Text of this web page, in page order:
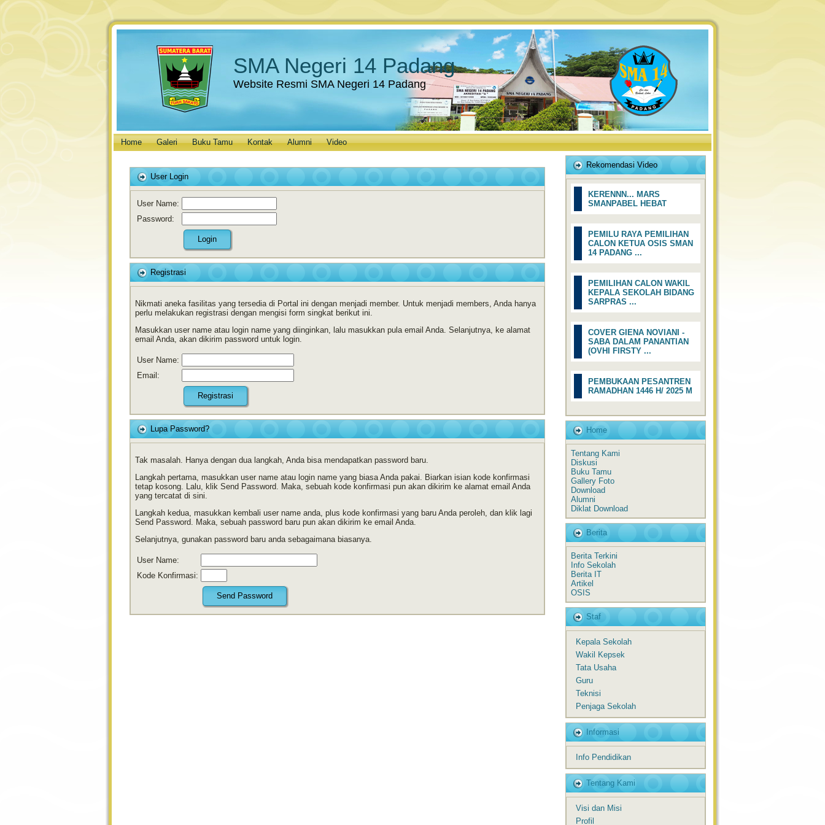
SMA Negeri 14 Padang
Website Resmi SMA Negeri 14 Padang
Home Galeri Buku Tamu Kontak Alumni Video
User Login
User Name:
Password:
Registrasi
Nikmati aneka fasilitas yang tersedia di Portal ini dengan menjadi member. Untuk menjadi members, Anda hanya
perlu melakukan registrasi dengan mengisi form singkat berikut ini.
Masukkan user name atau login name yang diinginkan, lalu masukkan pula email Anda. Selanjutnya, ke alamat
email Anda, akan dikirim password untuk login.
User Name:
Email:
Lupa Password?
Tak masalah. Hanya dengan dua langkah, Anda bisa mendapatkan password baru.
Langkah pertama, masukkan user name atau login name yang biasa Anda pakai. Biarkan isian kode konfirmasi
tetap kosong. Lalu, klik Send Password. Maka, sebuah kode konfirmasi pun akan dikirim ke alamat email Anda
yang tercatat di sini.
Langkah kedua, masukkan kembali user name anda, plus kode konfirmasi yang baru Anda peroleh, dan klik lagi
Send Password. Maka, sebuah password baru pun akan dikirim ke email Anda.
Selanjutnya, gunakan password baru anda sebagaimana biasanya.
User Name:
Kode Konfirmasi:
Rekomendasi Video
KERENNN... MARS
SMANPABEL HEBAT
PEMILU RAYA PEMILIHAN
CALON KETUA OSIS SMAN
14 PADANG ...
PEMILIHAN CALON WAKIL
KEPALA SEKOLAH BIDANG
SARPRAS ...
COVER GIENA NOVIANI -
SABA DALAM PANANTIAN
(OVHI FIRSTY ...
PEMBUKAAN PESANTREN
RAMADHAN 1446 H/ 2025 M
Home
Tentang Kami
Diskusi
Buku Tamu
Gallery Foto
Download
Alumni
Diklat Download
Berita
Berita Terkini
Info Sekolah
Berita IT
Artikel
OSIS
Staf
Kepala Sekolah
Wakil Kepsek
Tata Usaha
Guru
Teknisi
Penjaga Sekolah
Informasi
Info Pendidikan
Tentang Kami
Visi dan Misi
Profil